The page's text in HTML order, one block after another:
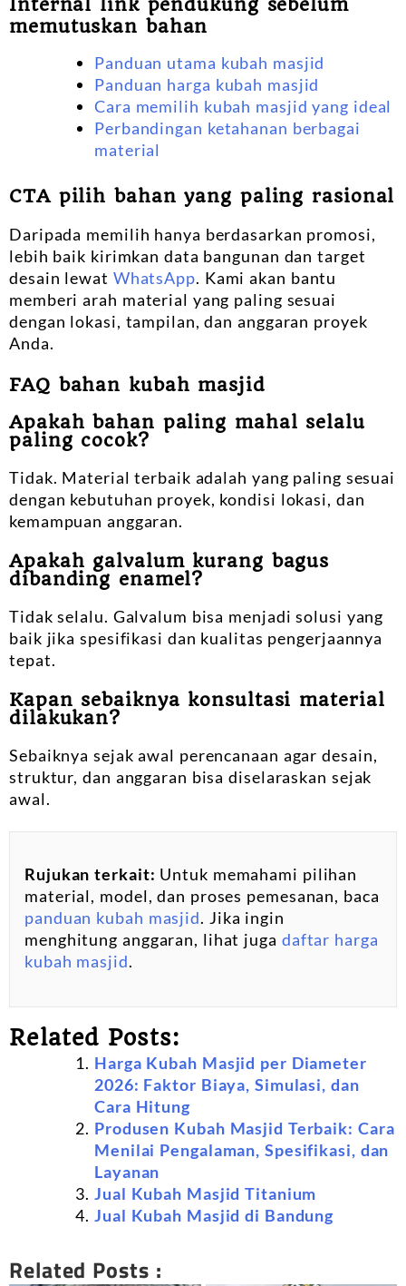
Internal link pendukung sebelum
memutuskan bahan
Panduan utama kubah masjid
Panduan harga kubah masjid
Cara memilih kubah masjid yang ideal
Perbandingan ketahanan berbagai
material
CTA pilih bahan yang paling rasional
Daripada memilih hanya berdasarkan promosi,
lebih baik kirimkan data bangunan dan target
desain lewat WhatsApp. Kami akan bantu
memberi arah material yang paling sesuai
dengan lokasi, tampilan, dan anggaran proyek
Anda.
FAQ bahan kubah masjid
Apakah bahan paling mahal selalu
paling cocok?
Tidak. Material terbaik adalah yang paling sesuai
dengan kebutuhan proyek, kondisi lokasi, dan
kemampuan anggaran.
Apakah galvalum kurang bagus
dibanding enamel?
Tidak selalu. Galvalum bisa menjadi solusi yang
baik jika spesifikasi dan kualitas pengerjaannya
tepat.
Kapan sebaiknya konsultasi material
dilakukan?
Sebaiknya sejak awal perencanaan agar desain,
struktur, dan anggaran bisa diselaraskan sejak
awal.
Rujukan terkait: Untuk memahami pilihan
material, model, dan proses pemesanan, baca
panduan kubah masjid. Jika ingin
menghitung anggaran, lihat juga daftar harga
kubah masjid.
Related Posts:
Harga Kubah Masjid per Diameter
2026: Faktor Biaya, Simulasi, dan
Cara Hitung
Produsen Kubah Masjid Terbaik: Cara
Menilai Pengalaman, Spesifikasi, dan
Layanan
Jual Kubah Masjid Titanium
Jual Kubah Masjid di Bandung
Related Posts :